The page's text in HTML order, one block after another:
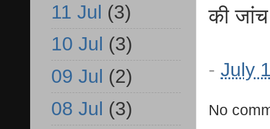
की
- July
No
11 Jul (3)
10 Jul (3)
09 Jul (2)
08 Jul (3)